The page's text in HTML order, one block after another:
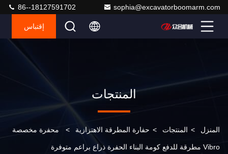
sophia@excavatorboomarm.com
86--18127591702
إقتباس
المنتجات
المنزل > المنتجات > حفارة المطرقة الاهتزازية > محفرة مخصصة
Vibro مطرقة للدفع كومة البناء الحفرة ذراع براعم متوفرة